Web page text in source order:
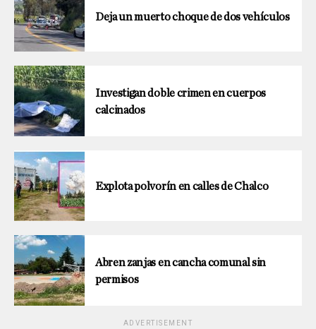
Deja un muerto choque de dos vehículos
Investigan doble crimen en cuerpos
calcinados
Explota polvorín en calles de Chalco
Abren zanjas en cancha comunal sin
permisos
ADVERTISEMENT